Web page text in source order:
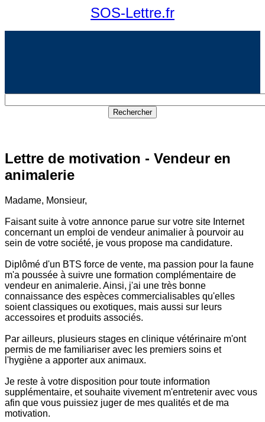
SOS-Lettre.fr
Lettre de motivation - Vendeur en
animalerie
Madame, Monsieur,
Faisant suite à votre annonce parue sur votre site Internet
concernant un emploi de vendeur animalier à pourvoir au
sein de votre société, je vous propose ma candidature.
Diplômé d'un BTS force de vente, ma passion pour la faune
m'a poussée à suivre une formation complémentaire de
vendeur en animalerie. Ainsi, j'ai une très bonne
connaissance des espèces commercialisables qu'elles
soient classiques ou exotiques, mais aussi sur leurs
accessoires et produits associés.
Par ailleurs, plusieurs stages en clinique vétérinaire m'ont
permis de me familiariser avec les premiers soins et
l'hygiène a apporter aux animaux.
Je reste à votre disposition pour toute information
supplémentaire, et souhaite vivement m'entretenir avec vous
afin que vous puissiez juger de mes qualités et de ma
motivation.